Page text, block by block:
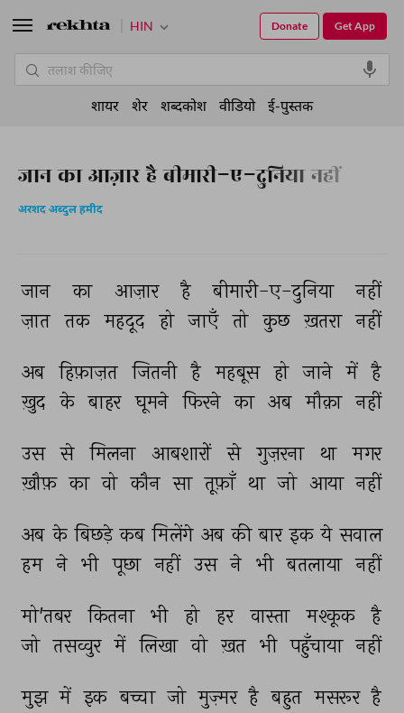
जान का आज़ार है बीमारी-ए-दुनिया नहीं
अरशद अब्दुल हमीद
जान का आज़ार है बीमारी-ए-दुनिया
नहीं
ज़ात तक महदूद हो जाएँ तो कुछ ख़तरा नहीं
अब हिफ़ाज़त जितनी है महबूस हो जाने में है
ख़ुद
के बाहर घूमने फिरने का अब मौक़ा नहीं
उस से मिलना आबशारों से गुज़रना था
मगर
ख़ौफ़ का वो कौन सा तूफ़ाँ था जो आया नहीं
अब के बिछड़े कब मिलेंगे अब की बार इक ये सवाल
हम ने भी पूछा नहीं उस ने भी बतलाया नहीं
मो'तबर कितना भी हो हर वास्ता मश्कूक
है
जो तसव्वुर में लिखा वो ख़त भी पहुँचाया नहीं
मुझ में इक बच्चा जो मुज़्मर है बहुत मसरूर है
HIN Get App
Donate
शायर शेर शब्दकोश वीडियो ई-पुस्तक